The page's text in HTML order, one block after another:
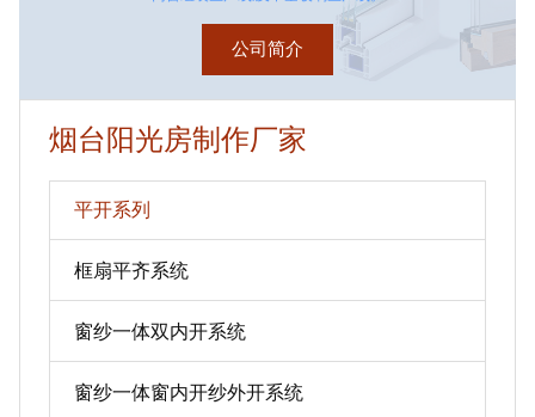
公司简介
烟台阳光房制作厂家
平开系列
框扇平齐系统
窗纱一体双内开系统
窗纱一体窗内开纱外开系统